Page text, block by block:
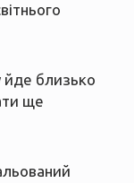
йде близько
ще